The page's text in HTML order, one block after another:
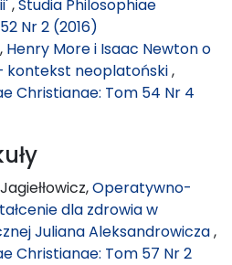
,Studia Philosophiae
Nr 2 (2016)
Henry More i Isaac Newton o
kontekst neoplatoński,
Christianae: Tom 54 Nr 4
Operatywno-
dla zdrowia w
Juliana Aleksandrowicza,
Christianae: Tom 57 Nr 2